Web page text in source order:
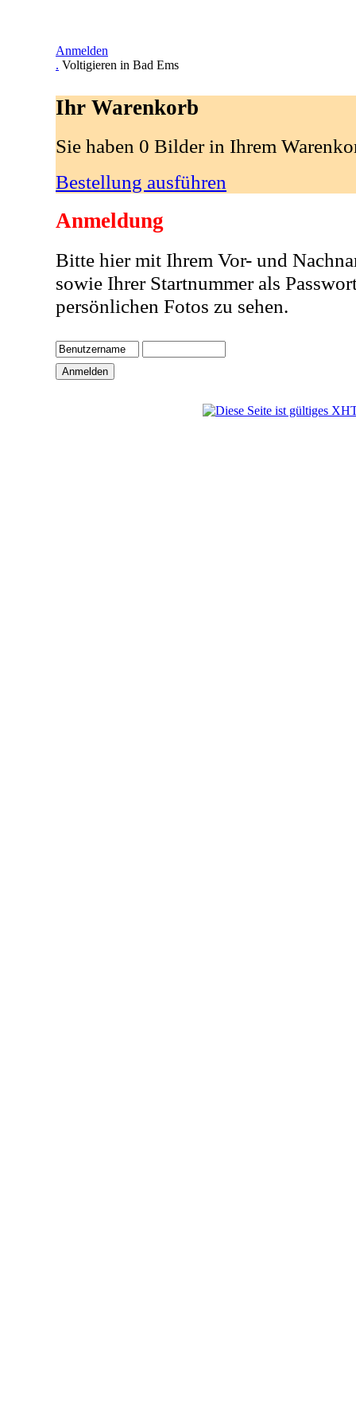
Anmelden
. Voltigieren in Bad Ems
Ihr Warenkorb
Sie haben 0 Bilder in Ihrem
Bestellung ausführen
Anmeldung
Bitte hier mit Ihrem Vor- und
sowie Ihrer Startnummer als
persönlichen Fotos zu sehen.